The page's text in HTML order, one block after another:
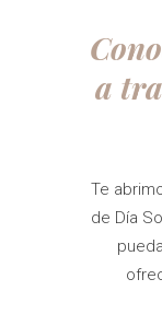
a
Te
de Día